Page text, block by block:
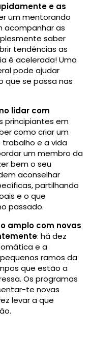
e as
um mentorando
acompanhar as
saber
tendências as
é acelerada! Uma
pode ajudar
que se passa nas
lidar com
principiantes em
como criar um
e a vida
um membro da
bem o seu
aconselhar
partilhando
e o que
passado.
amplo com novas
: há dez
e a
ramos da
que estão a
Os programas
te novas
levar a que